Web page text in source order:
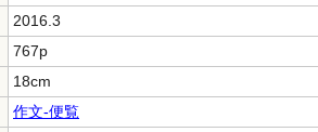
2016.3
767p
18cm
作文-便覧